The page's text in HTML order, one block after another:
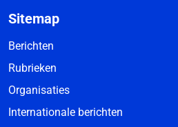
Sitemap
Berichten
Rubrieken
Organisaties
Internationale berichten